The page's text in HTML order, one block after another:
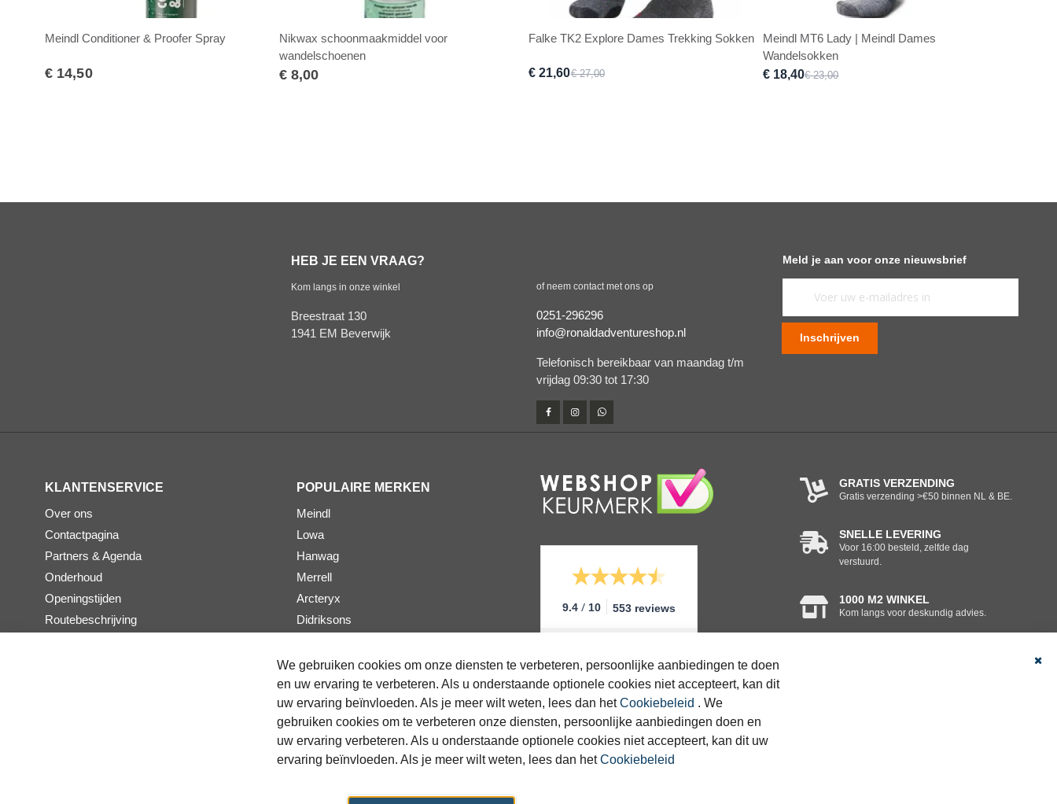
Meindl Conditioner & Proofer Spray
€ 14,50
Nikwax schoonmaakmiddel voor
wandelschoenen
€ 8,00
Falke TK2 Explore Dames Trekking Sokken
€ 21,60€ 27,00
Meindl MT6 Lady | Meindl Dames
Wandelsokken
€ 18,40€ 23,00
HEB JE EEN VRAAG?
Kom langs in onze winkel
Breestraat 130
1941 EM Beverwijk
of neem contact met ons op
0251-296296
info@ronaldadventureshop.nl
Telefonisch bereikbaar van maandag t/m
vrijdag 09:30 tot 17:30
Meld je aan voor onze nieuwsbrief
op
onzeInschrijven
KLANTENSERVICE
Over ons
Contactpagina
Partners & Agenda
Onderhoud
Openingstijden
Routebeschrijving
POPULAIRE MERKEN
Meindl
Lowa
Hanwag
Merrell
Arcteryx
Didriksons
Ortlieb
Osprey
Rab
On Running
9.4 / 10 553 reviews
GRATIS VERZENDING
Gratis verzending >€50 binnen NL & BE.
SNELLE LEVERING
Voor 16:00 besteld, zelfde dag
verstuurd.
1000 M2 WINKEL
Kom langs voor deskundig advies.
We gebruiken cookies om onze diensten te verbeteren, persoonlijke aanbiedingen te doen
en uw ervaring te verbeteren. Als u onderstaande optionele cookies niet accepteert, kan dit
uw ervaring beïnvloeden. Als je meer wilt weten, lees dan hetCookiebeleid . We
gebruiken cookies om te verbeteren onze diensten, persoonlijke aanbiedingen doen en
uw ervaring verbeteren. Als u onderstaande optionele cookies niet accepteert, kan dit uw
ervaring beïnvloeden. Als je meer wilt weten, lees dan hetCookiebeleid